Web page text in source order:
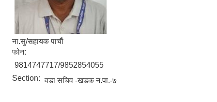
ना.सु/सहायक पाचाैं
फोन:
9814747717/9852854055
Section: वडा सचिव -खडक न.पा.-७